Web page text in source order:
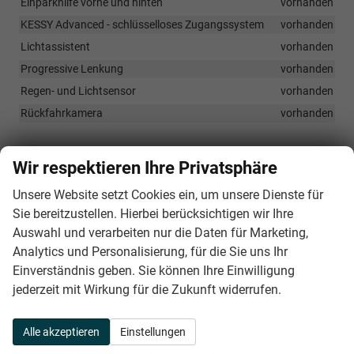
KESSY Advanced - schlüsselloses Zugangssystem
vorhanden
Lichtassistent
vorhanden
Progressive Lenkung
vorhanden
Regen- und Lichtsensor
vorhanden
Rückfahrkamera
vorhanden
Außen
3D-LED-Rückleuchten mit Ceremony Light und dynamischem
Blinker
vorhanden
Abgedunkelte Scheiben
vorhanden
Akustik-Windschutzscheibe mit Wärmeisolierung
vorhanden
Anhängevorrichtung - Vorbereitung
Außenspiegel in Wagenfarbe lackiert
Elektrisch anklappbare und beheizbare Außenspiegel
Wir respektieren Ihre Privatsphäre
Unsere Website setzt Cookies ein, um unsere Dienste für
Sie bereitzustellen. Hierbei berücksichtigen wir Ihre
Auswahl und verarbeiten nur die Daten für Marketing,
Analytics und Personalisierung, für die Sie uns Ihr
Einverständnis geben. Sie können Ihre Einwilligung
jederzeit mit Wirkung für die Zukunft widerrufen.
Alle akzeptieren Einstellungen